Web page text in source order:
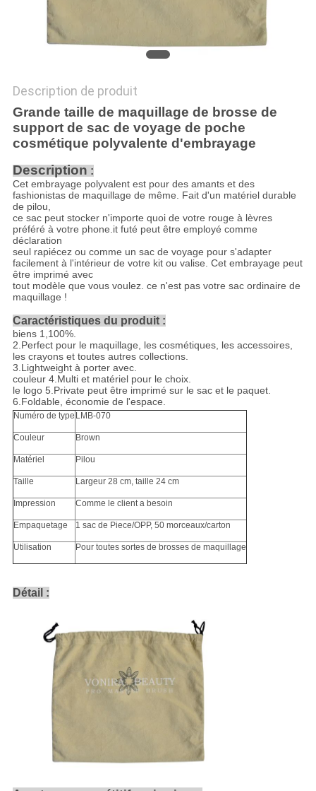
Description de produit
Grande taille de maquillage de brosse de
support de sac de voyage de poche
cosmétique polyvalente d'embrayage
Description :
Cet embrayage polyvalent est pour des amants et des
fashionistas de maquillage de même. Fait d'un matériel durable
de pilou,
ce sac peut stocker n'importe quoi de votre rouge à lèvres
préféré à votre phone.it futé peut être employé comme
déclaration
seul rapiécez ou comme un sac de voyage pour s'adapter
facilement à l'intérieur de votre kit ou valise. Cet embrayage peut
être imprimé avec
tout modèle que vous voulez. ce n'est pas votre sac ordinaire de
maquillage !
Caractéristiques du produit :
biens 1,100%.
2.Perfect pour le maquillage, les cosmétiques, les accessoires,
les crayons et toutes autres collections.
3.Lightweight à porter avec.
couleur 4.Multi et matériel pour le choix.
le logo 5.Private peut être imprimé sur le sac et le paquet.
6.Foldable, économie de l'espace.
Numéro de type LMB-070
Couleur Brown
Matériel Pilou
Taille Largeur 28 cm, taille 24 cm
Impression Comme le client a besoin
Empaquetage 1 sac de Piece/OPP, 50 morceaux/carton
Utilisation Pour toutes sortes de brosses de maquillage
Détail :